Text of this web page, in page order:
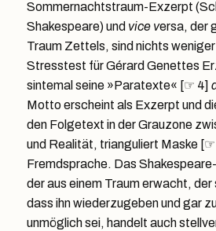
Sommernachtstraum-Exzerpt
Shakespeare) und vice versa, der
Traum Zettels, sind nichts
Stresstest für Gérard Genettes
sintemal seine »Paratexte« [☞ 4]
Motto erscheint als Exzerpt und
den Folgetext in der Grauzone
und Realität, trianguliert Maske
Fremdsprache. Das
der aus einem Traum erwacht,
dass ihn wiederzugeben und gar
unmöglich sei, handelt auch